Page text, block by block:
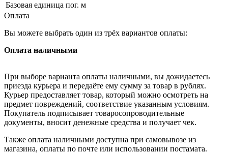
Базовая единица пог. м
Оплата
Вы можете выбрать один из трёх вариантов оплаты:
Оплата наличными
При выборе варианта оплаты наличными, вы дожидаетесь
приезда курьера и передаёте ему сумму за товар в рублях.
Курьер предоставляет товар, который можно осмотреть на
предмет повреждений, соответствие указанным условиям.
Покупатель подписывает товаросопроводительные
документы, вносит денежные средства и получает чек.
Также оплата наличными доступна при самовывозе из
магазина, оплаты по почте или использовании постамата.